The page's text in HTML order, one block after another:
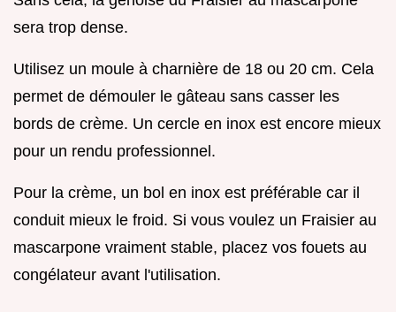
sera trop dense.
Utilisez un moule à charnière de 18 ou 20 cm. Cela
permet de démouler le gâteau sans casser les
bords de crème. Un cercle en inox est encore mieux
pour un rendu professionnel.
Pour la crème, un bol en inox est préférable car il
conduit mieux le froid. Si vous voulez un Fraisier au
mascarpone vraiment stable, placez vos fouets au
congélateur avant l'utilisation.